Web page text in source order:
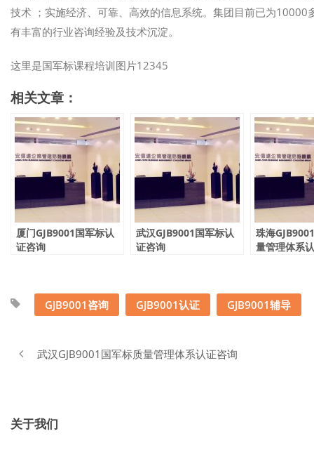
技术 ；实施经济、可靠、高效的信息系统。集团目前已为
有丰富的行业咨询经验及技术沉淀。
这里是国军标课程培训图片12345
相关文章：
厦门GJB9001国军标认
证咨询
武汉GJB9001国军标认
证咨询
珠海
量管理体系
GJB9001咨询 GJB9001认证 GJB9001辅导
武汉GJB9001国军标质量管理体系认证咨询
关于我们